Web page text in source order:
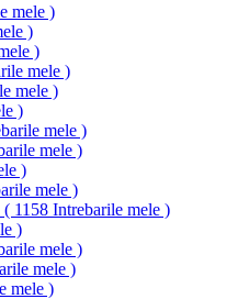
mele )
)
)
mele )
mele )
)
mele )
mele )
)
mele )
( 1158 Intrebarile mele )
)
mele )
mele )
mele )